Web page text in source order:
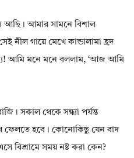
আছি। আমার সামনে বিশাল
নীল গায়ে মেখে কান্ডালামা হ্রদ
আমি মনে মনে বললাম, ‘আজ আমি
সকাল থেকে সন্ধ্যা পর্যন্ত
ফেলতে হবে। কোনোকিছু যেন বাদ
বিশ্রামে সময় নষ্ট করা কেন?